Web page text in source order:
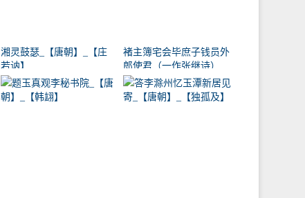
湘灵鼓瑟_【唐朝】_【庄
若讷】
褚主簿宅会毕庶子钱员外
郎使君（一作张继诗）
_【唐朝】_【韩翃】